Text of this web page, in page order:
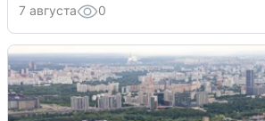
7 августа 0